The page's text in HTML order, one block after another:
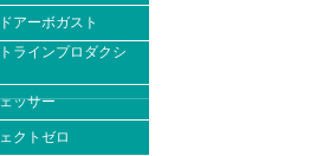
アーボガスト
ラインプロダクシ
ッサー
クトゼロ